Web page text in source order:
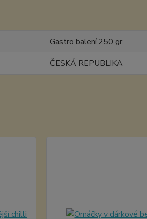
Gastro balení 250 gr.
ČESKÁ REPUBLIKA